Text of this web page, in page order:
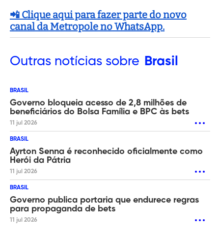
📲 Clique aqui para fazer parte do novo
canal da Metropole no WhatsApp.
Outras notícias sobre Brasil
BRASIL
Governo bloqueia acesso de 2,8 milhões de
beneficiários do Bolsa Família e BPC às bets
11 jul 2026
BRASIL
Ayrton Senna é reconhecido oficialmente como
Herói da Pátria
11 jul 2026
BRASIL
Governo publica portaria que endurece regras
para propaganda de bets
11 jul 2026